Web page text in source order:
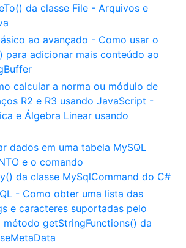
da classe File - Arquivos e
ao avançado - Como usar o
para adicionar mais conteúdo ao
calcular a norma ou módulo de
R2 e R3 usando JavaScript -
e Álgebra Linear usando
dados em uma tabela MySQL
e o comando
da classe MySqlCommand do C#
- Como obter uma lista das
e caracteres suportadas pelo
método getStringFunctions() da